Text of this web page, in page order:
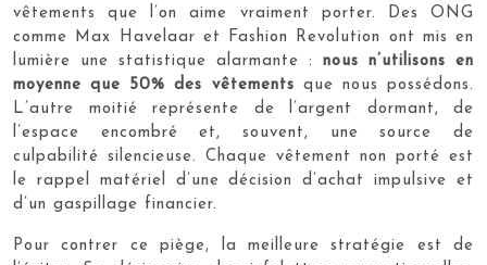
vêtements que l’on aime vraiment porter. Des ONG
comme Max Havelaar et Fashion Revolution ont mis en
lumière une statistique alarmante : nous n’utilisons en
moyenne que 50% des vêtements que nous possédons.
L’autre moitié représente de l’argent dormant, de
l’espace encombré et, souvent, une source de
culpabilité silencieuse. Chaque vêtement non porté est
le rappel matériel d’une décision d’achat impulsive et
d’un gaspillage financier.
Pour contrer ce piège, la meilleure stratégie est de